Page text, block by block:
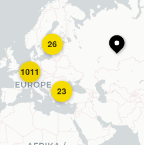
26
23
1011